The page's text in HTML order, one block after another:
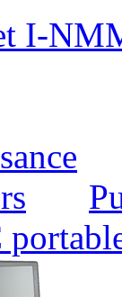
I-